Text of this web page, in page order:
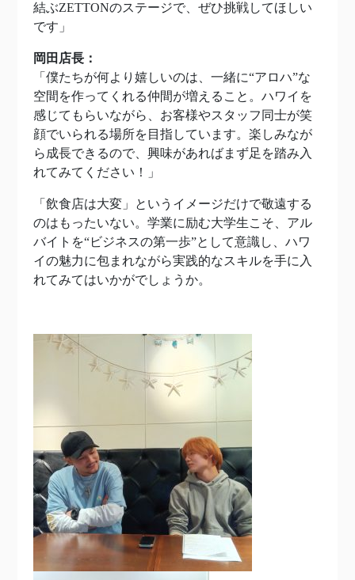
結ぶZETTONのステージで、ぜひ挑戦してほしい
です」
岡田店長：
「僕たちが何より嬉しいのは、一緒に“アロハ”な
空間を作ってくれる仲間が増えること。ハワイを
感じてもらいながら、お客様やスタッフ同士が笑
顔でいられる場所を目指しています。楽しみなが
ら成長できるので、興味があればまず足を踏み入
れてみてください！」
「飲食店は大変」というイメージだけで敬遠する
のはもったいない。学業に励む大学生こそ、アル
バイトを“ビジネスの第一歩”として意識し、ハワ
イの魅力に包まれながら実践的なスキルを手に入
れてみてはいかがでしょうか。